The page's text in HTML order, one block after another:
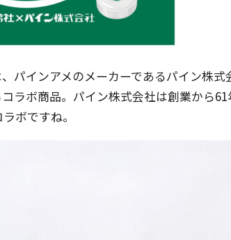
、パインアメのメーカーであるパイン株式
ラボ商品。パイン株式会社は創業から
ボですね。